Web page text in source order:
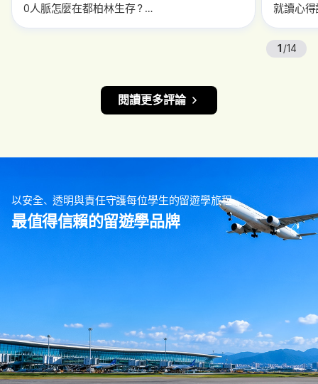
0人脈怎麼在都柏林生存？
CES語言學校真實心得！
就讀心得
給想到
1 /14
閱讀更多評論
以安全、透明與責任守護每位學生的留遊學旅程
最值得信賴的留遊學品牌